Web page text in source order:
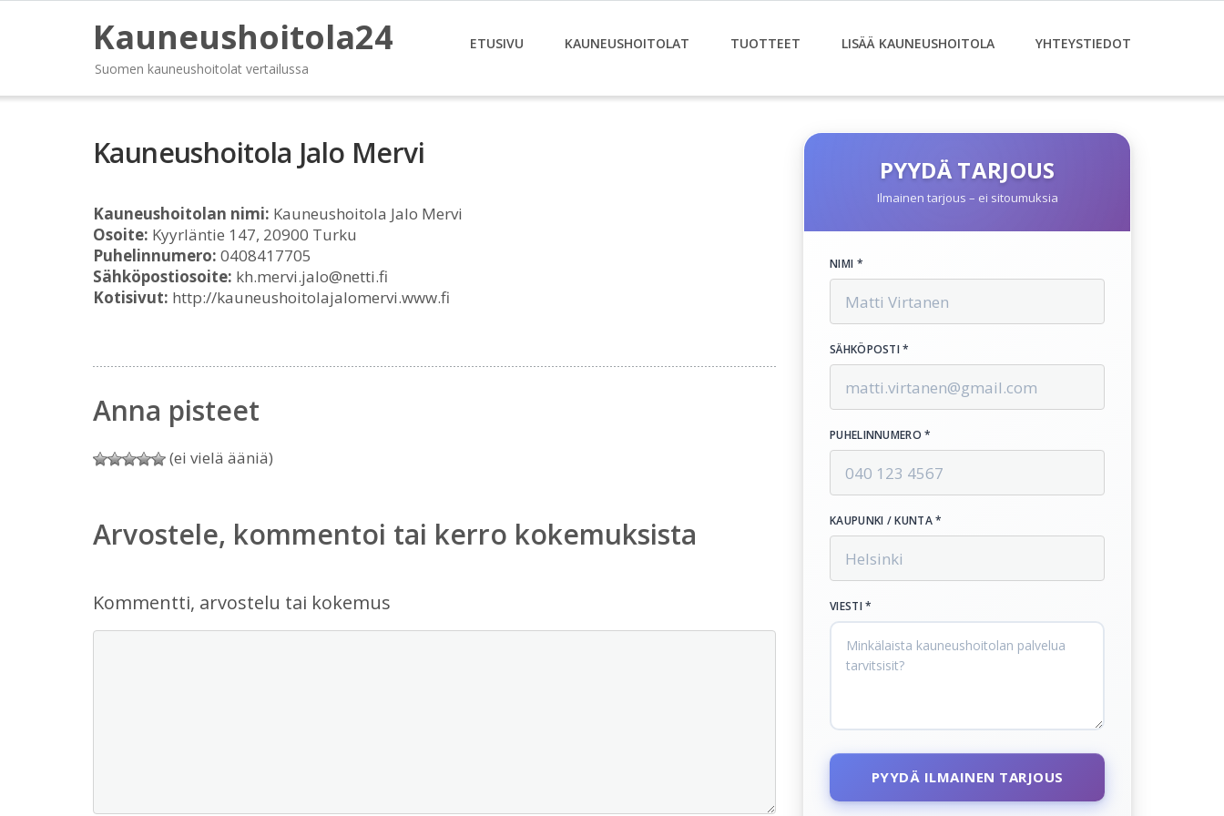
Kauneushoitola24
Suomen kauneushoitolat vertailussa
ETUSIVU KAUNEUSHOITOLAT TUOTTEET LISÄÄ KAUNEUSHOITOLA YHTEYSTIEDOT
Kauneushoitola Jalo Mervi
Kauneushoitolan nimi: Kauneushoitola Jalo Mervi
Osoite: Kyyrläntie 147, 20900 Turku
Puhelinnumero: 0408417705
Sähköpostiosoite: kh.mervi.jalo@netti.fi
Kotisivut: http://kauneushoitolajalomervi.www.fi
Anna pisteet
(ei vielä ääniä)
Arvostele, kommentoi tai kerro kokemuksista
Kommentti, arvostelu tai kokemus
PYYDÄ TARJOUS
Ilmainen tarjous – ei sitoumuksia
NIMI *
SÄHKÖPOSTI *
PUHELINNUMERO *
KAUPUNKI / KUNTA *
VIESTI *
PYYDÄ ILMAINEN TARJOUS